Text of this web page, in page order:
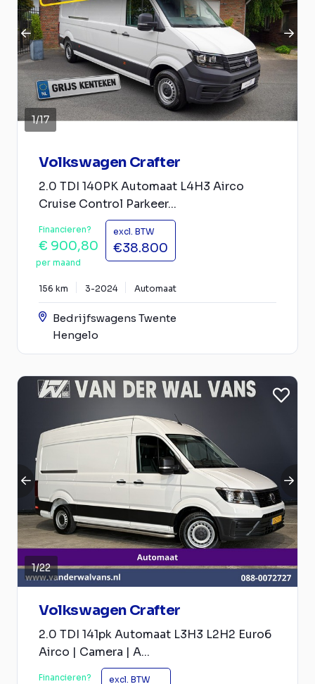
1/17
Volkswagen Crafter
2.0 TDI 140PK Automaat L4H3 Airco
Cruise Control Parkeer...
Financieren?
€ 900,80
per maand
excl. BTW
€38.800
156 km 3-2024 Automaat
Bedrijfswagens Twente
Hengelo
1/22
Volkswagen Crafter
2.0 TDI 141pk Automaat L3H3 L2H2 Euro6
Airco | Camera | A...
Financieren? excl. BTW